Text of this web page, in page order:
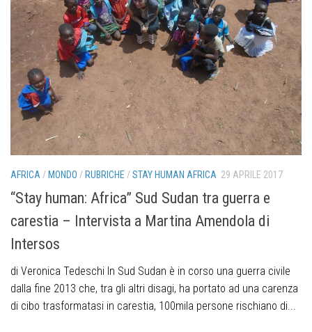
AFRICA/ MONDO / RUBRICHE /STAY HUMAN AFRICA 29 APRILE 2017
“Stay human: Africa” Sud Sudan tra guerra e
carestia – Intervista a Martina Amendola di
Intersos
di Veronica Tedeschi In Sud Sudan è in corso una guerra civile
dalla fine 2013 che, tra gli altri disagi, ha portato ad una carenza
di cibo trasformatasi in carestia, 100mila persone rischiano di...